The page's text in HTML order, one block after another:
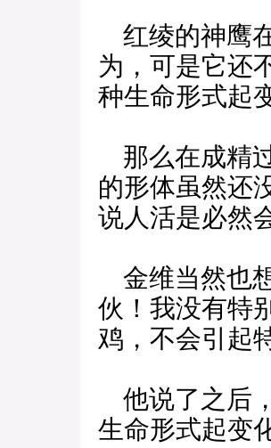
红绫的神鹰
为，可是它还
种生命形式起
那么在成精
的形体虽然还
说人活是必然
金维当然也
伙！我没有特
鸡，不会引起
他说了之后
生命形式起变